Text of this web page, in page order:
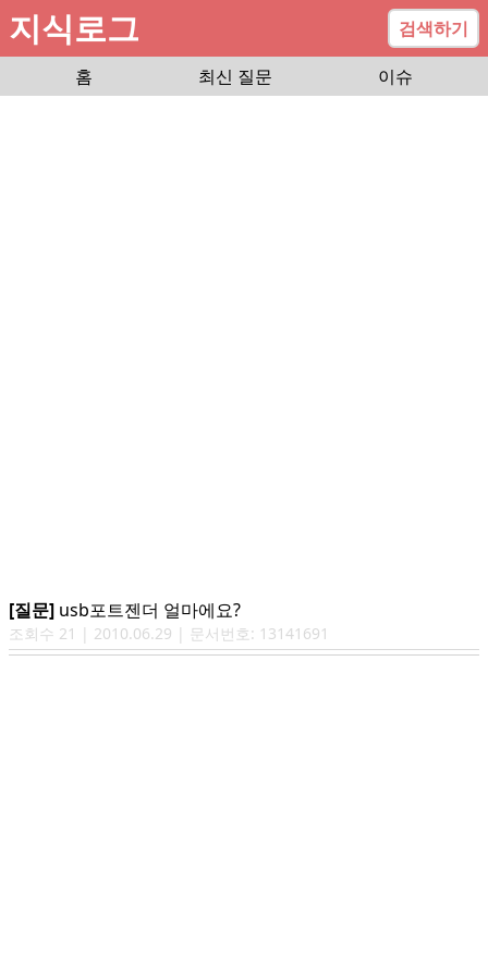
지식로그
검색하기
홈
최신 질문 이슈
[질문] usb포트젠더 얼마에요?
조회수 21 | 2010.06.29 | 문서번호: 13141691